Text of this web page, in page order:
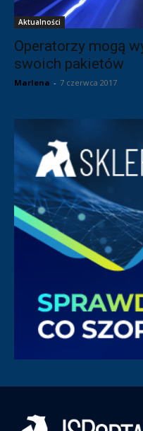
Aktualności
Operatorzy mogą
swoich pakietów
Marlena - 7 czerwca 2017